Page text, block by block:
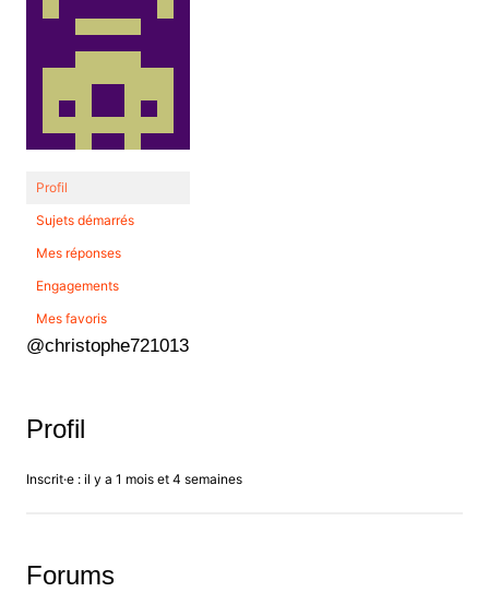
Profil
Sujets démarrés
Mes réponses
Engagements
Mes favoris
@christophe721013
Profil
Inscrit·e : il y a 1 mois et 4 semaines
Forums